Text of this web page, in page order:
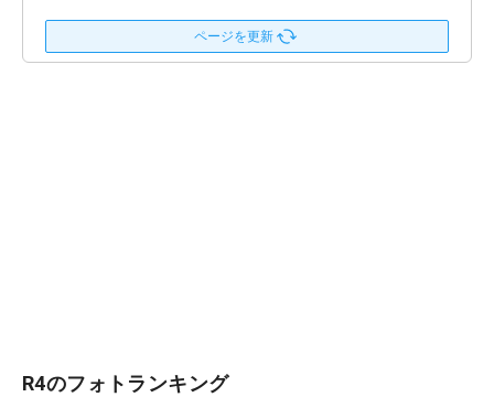
ページを更新
R4のフォトランキング